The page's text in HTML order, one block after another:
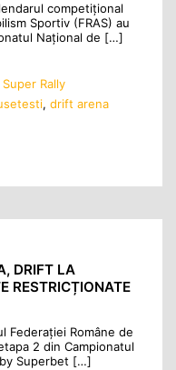
competițional
Sportiv (FRAS) au
Național de […]
Super Rally
, drift arena
DRIFT LA
RESTRICȚIONATE
Federației Române de
2 din Campionatul
Superbet […]